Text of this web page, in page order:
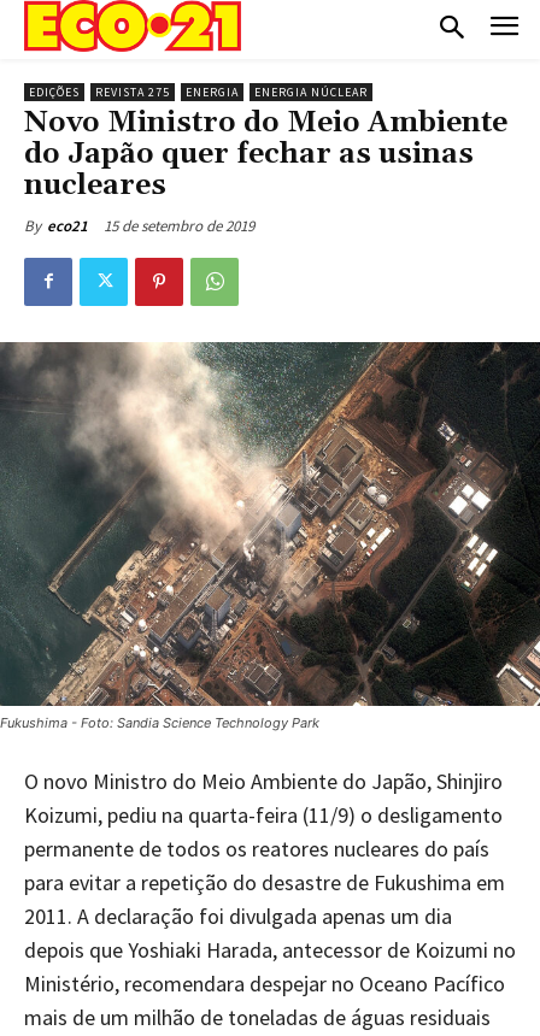
EDIÇÕES REVISTA 275 ENERGIA ENERGIA NÚCLEAR
Novo Ministro do Meio Ambiente
do Japão quer fechar as usinas
nucleares
By eco21 15 de setembro de 2019
Fukushima - Foto: Sandia Science Technology Park
O novo Ministro do Meio Ambiente do Japão, Shinjiro
Koizumi, pediu na quarta-feira (11/9) o desligamento
permanente de todos os reatores nucleares do país
para evitar a repetição do desastre de Fukushima em
2011. A declaração foi divulgada apenas um dia
depois que Yoshiaki Harada, antecessor de Koizumi no
Ministério, recomendara despejar no Oceano Pacífico
mais de um milhão de toneladas de águas residuais